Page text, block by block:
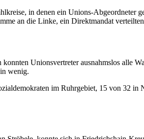
in denen ein Unions-Abgeordneter
an die Linke, ein Direktmandat
Unionsvertreter ausnahmslos alle
wenig.
im Ruhrgebiet, 15 von 32 in